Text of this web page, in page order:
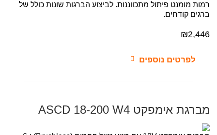
רמות מומנט פיתול מתכווננות. לביצוע הברגות שונות כולל של
ברגים קודחים.
₪2,446
לפרטים נוספים
מברגת אימפקט ASCD 18-200 W4